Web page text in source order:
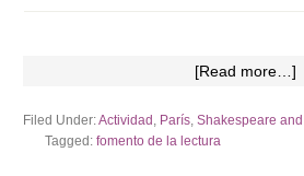
[Read more…]
Filed Under:Actividad , París,Shakespeare
Tagged:fomento de la lectura